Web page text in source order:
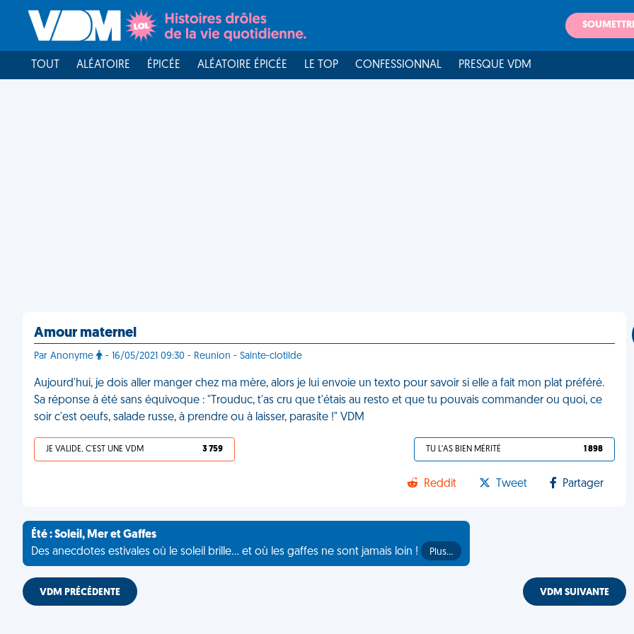
TOUT ALÉATOIRE ÉPICÉE ALÉATOIRE ÉPICÉE LE TOP CONFESSIONNAL PRESQUE VDM
Amour maternel
Par Anonyme - 16/05/2021 09:30 - Reunion - Sainte-clotilde
Aujourd'hui, je dois aller manger chez ma mère, alors je lui envoie un texto pour savoir si elle a fait mon plat préféré.
Sa réponse à été sans équivoque : "Trouduc, t'as cru que t'étais au resto et que tu pouvais commander ou quoi, ce
soir c'est oeufs, salade russe, à prendre ou à laisser, parasite !" VDM
JE VALIDE, C'EST UNE VDM 3 759 TU L'AS BIEN MÉRITÉ 1 898
Reddit Tweet Partager
Été : Soleil, Mer et Gaffes
Des anecdotes estivales où le soleil brille... et où les gaffes ne sont jamais loin !
Plus…
VDM PRÉCÉDENTE VDM SUIVANTE